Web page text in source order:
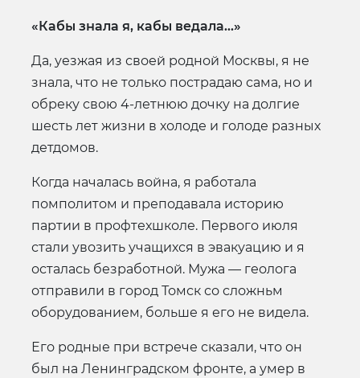
«Кабы знала я, кабы ведала...»
Да, уезжая из своей родной Москвы, я не
знала, что не только пострадаю сама, но и
обреку свою 4-летнюю дочку на долгие
шесть лет жизни в холоде и голоде разных
детдомов.
Когда началась война, я работала
помполитом и преподавала историю
партии в профтехшколе. Первого июля
стали увозить учащихся в эвакуацию и я
осталась безработной. Мужа — геолога
отправили в город Томск со сложньм
оборудованием, больше я его не видела.
Его родные при встрече сказали, что он
был на Ленинградском фронте, а умер в